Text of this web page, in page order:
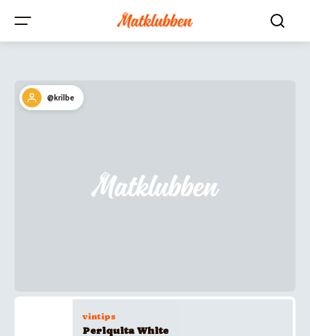
@krilbe
vintips
Periquita White